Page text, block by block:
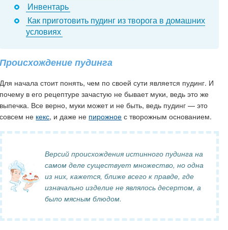
Инвентарь
Как приготовить пудинг из творога в домашних
условиях
Происхождение пудинга
Для начала стоит понять, чем по своей сути является пудинг. И
почему в его рецептуре зачастую не бывает муки, ведь это же
выпечка. Все верно, муки может и не быть, ведь пудинг — это
совсем не кекс, и даже не пирожное с творожным основанием.
Версий происхождения истинного пудинга на
самом деле существует множество, но одна
из них, кажется, ближе всего к правде, где
изначально изделие не являлось десертом, а
было мясным блюдом.